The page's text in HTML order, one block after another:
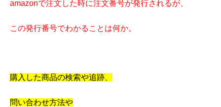
amazonで注文した時に注文番号が発行されるが、
この発行番号でわかることは何か。
購入した商品の検索や追跡、
問い合わせ方法や